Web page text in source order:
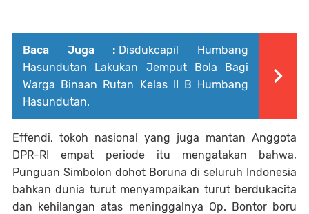
Baca Juga : Disdukcapil Humbang
Hasundutan Lakukan Jemput Bola Bagi
Warga Binaan Rutan Kelas II B Humbang
Hasundutan.
Effendi, tokoh nasional yang juga mantan Anggota
DPR-RI empat periode itu mengatakan bahwa,
Punguan Simbolon dohot Boruna di seluruh Indonesia
bahkan dunia turut menyampaikan turut berdukacita
dan kehilangan atas meninggalnya Op. Bontor boru